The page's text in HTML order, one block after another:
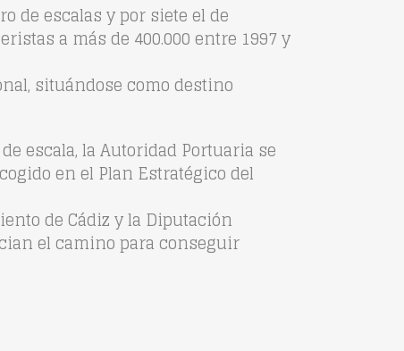
de escalas y por siete el de
a más de 400.000 entre 1997 y
situándose como destino
escala, la Autoridad Portuaria se
en el Plan Estratégico del
de Cádiz y la Diputación
el camino para conseguir